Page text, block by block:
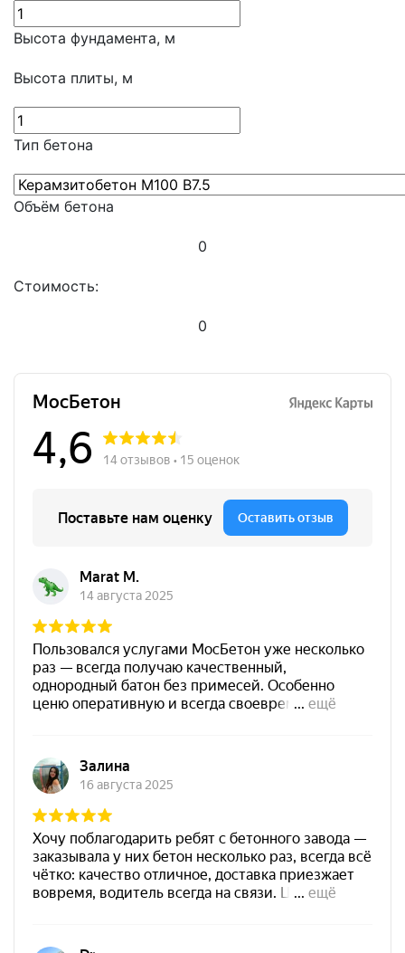
Высота фундамента, м
Высота плиты, м
Тип бетона
Объём бетона
0
Стоимость:
0